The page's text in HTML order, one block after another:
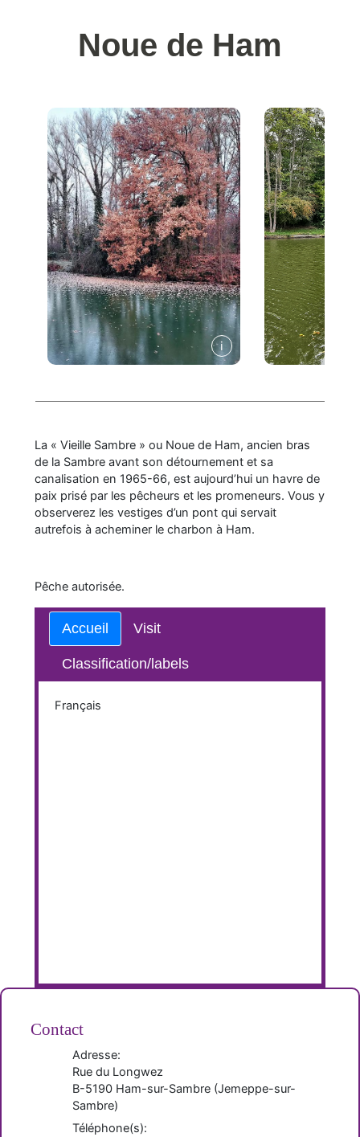
Noue de Ham
Contact
Adresse:
Rue du Longwez
B-5190 Ham-sur-Sambre (Jemeppe-sur-
Sambre)
Téléphone(s):
La « Vieille Sambre » ou Noue de Ham, ancien bras
de la Sambre avant son détournement et sa
canalisation en 1965-66, est aujourd’hui un havre de
paix prisé par les pêcheurs et les promeneurs. Vous y
observerez les vestiges d’un pont qui servait
autrefois à acheminer le charbon à Ham.
Pêche autorisée.
Accueil Visit
Classification/labels
Français